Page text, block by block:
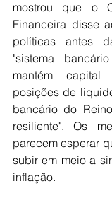
mostrou que o
Financeira disse
políticas antes
"sistema
mantém
posições de
bancário do
resiliente". Os
parecem esperar
subir em meio a
inflação.